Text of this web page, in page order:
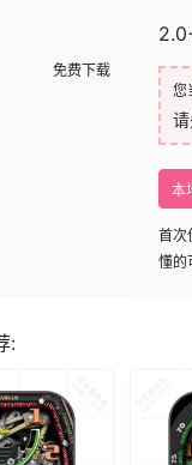
免费下载
您
本
首次
懂的
: